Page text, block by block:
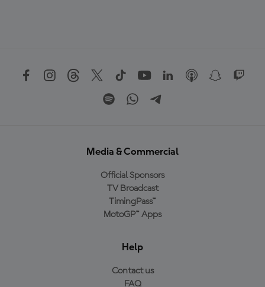
Media & Commercial
Official Sponsors
TV Broadcast
TimingPass™
MotoGP™ Apps
Help
Contact us
FAQ